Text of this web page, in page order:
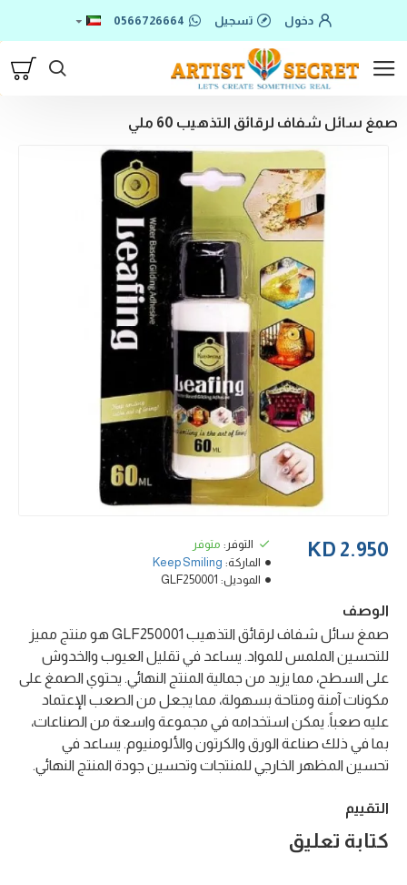
دخول تسجيل 0566726664
صمغ سائل شفاف لرقائق التذهيب 60 ملي
2.950 KD التوفر: متوفر
الماركة: Keep Smiling
الموديل: GLF250001
الوصف
صمغ سائل شفاف لرقائق التذهيب GLF250001 هو منتج مميز
للتحسين الملمس للمواد. يساعد في تقليل العيوب والخدوش
على السطح، مما يزيد من جمالية المنتج النهائي. يحتوي الصمغ على
مكونات آمنة ومتاحة بسهولة، مما يجعل من الصعب الإعتماد
عليه صعباً. يمكن استخدامه في مجموعة واسعة من الصناعات،
بما في ذلك صناعة الورق والكرتون والألومنيوم. يساعد في
تحسين المظهر الخارجي للمنتجات وتحسين جودة المنتج النهائي.
التقييم
كتابة تعليق